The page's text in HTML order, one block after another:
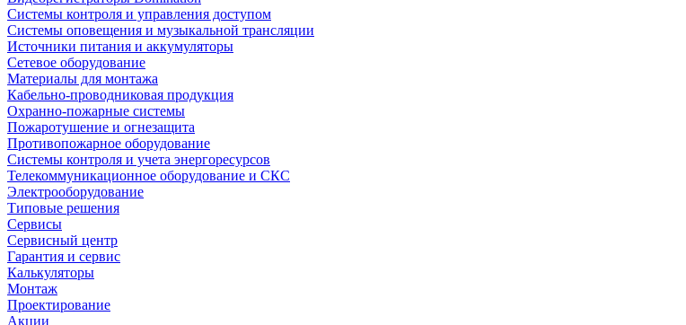
Системы контроля и управления доступом
Системы оповещения и музыкальной трансляции
Источники питания и аккумуляторы
Сетевое оборудование
Материалы для монтажа
Кабельно-проводниковая продукция
Охранно-пожарные системы
Пожаротушение и огнезащита
Противопожарное оборудование
Системы контроля и учета энергоресурсов
Телекоммуникационное оборудование и СКС
Электрооборудование
Типовые решения
Сервисы
Сервисный центр
Гарантия и сервис
Калькуляторы
Монтаж
Проектирование
Акции